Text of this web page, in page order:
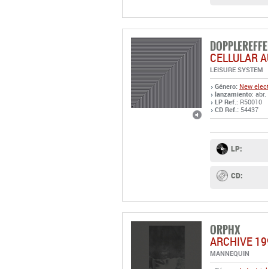
CELLULAR
LEISURE SYSTEM
Género: New
lanzamiento:
LP Ref.: R50010
CD Ref.: 54437
LP:
CD:
ORPHX
ARCHIVE
MANNEQUIN